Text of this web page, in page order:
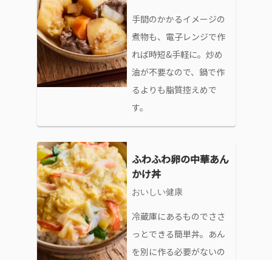
手間のかかるイメージの
煮物も、電子レンジで作
れば時短&手軽に。炒め
油が不要なので、鍋で作
るよりも脂質控えめで
す。
ふわふわ卵の中華あん
かけ丼
おいしい健康
冷蔵庫にあるものでささ
っとできる簡単丼。あん
を別に作る必要がないの